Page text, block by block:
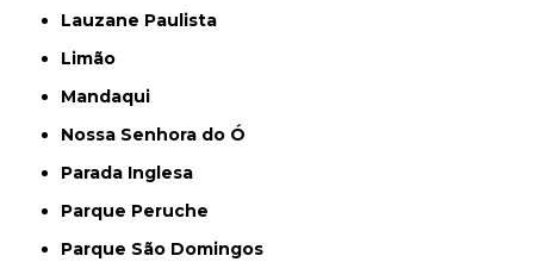
Lauzane Paulista
Limão
Mandaqui
Nossa Senhora do Ó
Parada Inglesa
Parque Peruche
Parque São Domingos